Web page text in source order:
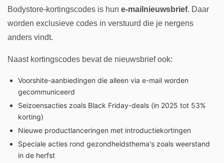
Bodystore-kortingscodes is hun e-mailnieuwsbrief. Daar
worden exclusieve codes in verstuurd die je nergens
anders vindt.
Naast kortingscodes bevat de nieuwsbrief ook:
Voorshite-aanbiedingen die alleen via e-mail worden
gecommuniceerd
Seizoensacties zoals Black Friday-deals (in 2025 tot 53%
korting)
Nieuwe productlanceringen met introductiekortingen
Speciale acties rond gezondheidsthema's zoals weerstand
in de herfst